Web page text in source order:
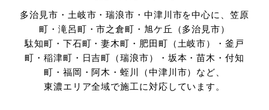
多治見市・土岐市・瑞浪市・中津川市を中心に、笠原
町・滝呂町・市之倉町・旭ケ丘（多治見市）
駄知町・下石町・妻木町・肥田町（土岐市）・釜戸
町・稲津町・日吉町（瑞浪市）・坂本・苗木・付知
町・ 福岡・阿木・蛭川（中津川市）など、
東濃エリア全域で施工に対応しています。